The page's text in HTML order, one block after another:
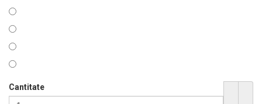
Cantitate